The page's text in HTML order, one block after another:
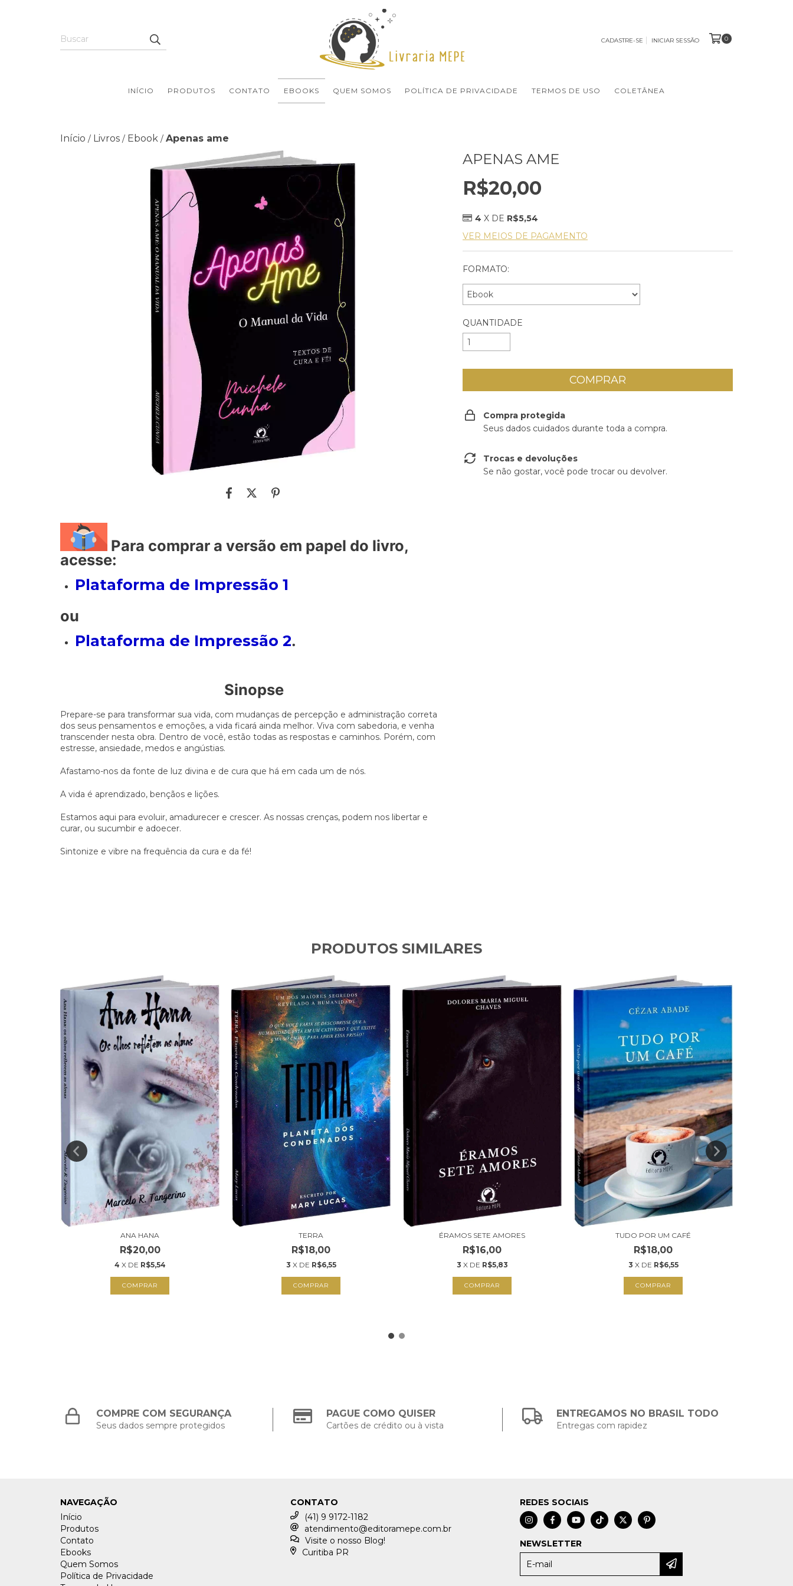
CADASTRE-SE INICIAR SESSÃO 0
INÍCIO PRODUTOS CONTATO EBOOKS QUEM SOMOS POLÍTICA DE PRIVACIDADE TERMOS DE USO COLETÂNEA
Início / Livros / Ebook / Apenas ame
Para comprar a versão em papel do livro,
acesse:
Plataforma de Impressão 1
ou
Plataforma de Impressão 2.
Sinopse
Prepare-se para transformar sua vida, com mudanças de percepção e administração correta
dos seus pensamentos e emoções, a vida ficará ainda melhor. Viva com sabedoria, e venha
transcender nesta obra. Dentro de você, estão todas as respostas e caminhos. Porém, com
estresse, ansiedade, medos e angústias.
Afastamo-nos da fonte de luz divina e de cura que há em cada um de nós.
A vida é aprendizado, bençãos e lições.
Estamos aqui para evoluir, amadurecer e crescer. As nossas crenças, podem nos libertar e
curar, ou sucumbir e adoecer.
Sintonize e vibre na frequência da cura e da fé!
APENAS AME
R$20,00
4 X DE R$5,54
VER MEIOS DE PAGAMENTO
FORMATO:
QUANTIDADE
Compra protegida
Seus dados cuidados durante toda a compra.
Trocas e devoluções
Se não gostar, você pode trocar ou devolver.
PRODUTOS SIMILARES
ANA HANA
R$20,00
4 X DE R$5,54
COMPRAR
TERRA
R$18,00
3 X DE R$6,55
COMPRAR
ÉRAMOS SETE AMORES
R$16,00
3 X DE R$5,83
COMPRAR
TUDO POR UM CAFÉ
R$18,00
3 X DE R$6,55
COMPRAR
COMPRE COM SEGURANÇA
Seus dados sempre protegidos
PAGUE COMO QUISER
Cartões de crédito ou à vista
ENTREGAMOS NO BRASIL TODO
Entregas com rapidez
NAVEGAÇÃO
Início
Produtos
Contato
Ebooks
Quem Somos
Política de Privacidade
CONTATO
(41) 9 9172-1182
atendimento@editoramepe.com.br
Visite o nosso Blog!
Curitiba PR
REDES SOCIAIS
NEWSLETTER